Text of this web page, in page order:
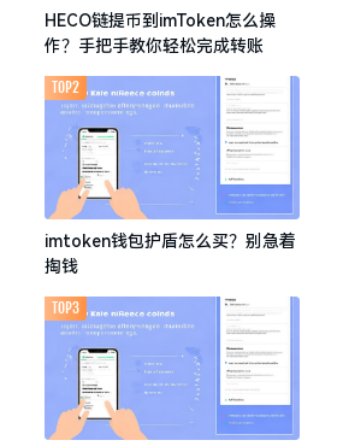
HECO链提币到imToken怎么操
作？手把手教你轻松完成转账
imtoken钱包护盾怎么买？别急着
掏钱
TOP2
TOP3